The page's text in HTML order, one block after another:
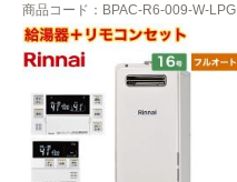
商品コード ：BPAC-R6-009-W-LPG